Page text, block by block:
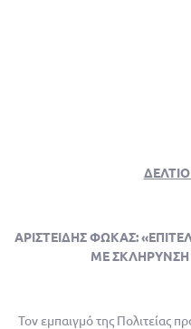
ΑΡΙΣΤΕΙΔΗΣ ΦΩΚΑΣ:
ΜΕ
Τον εμπαιγμό της Πολιτείας